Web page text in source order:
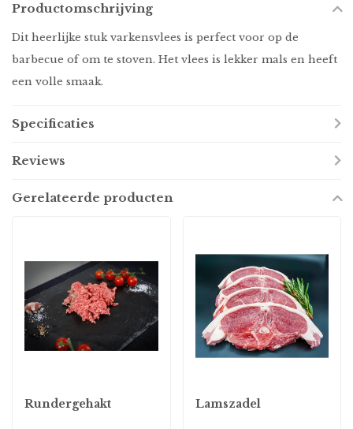
Productomschrijving
Dit heerlijke stuk varkensvlees is perfect voor op de
barbecue of om te stoven. Het vlees is lekker mals en heeft
een volle smaak.
Specificaties
Reviews
Gerelateerde producten
Rundergehakt Lamszadel